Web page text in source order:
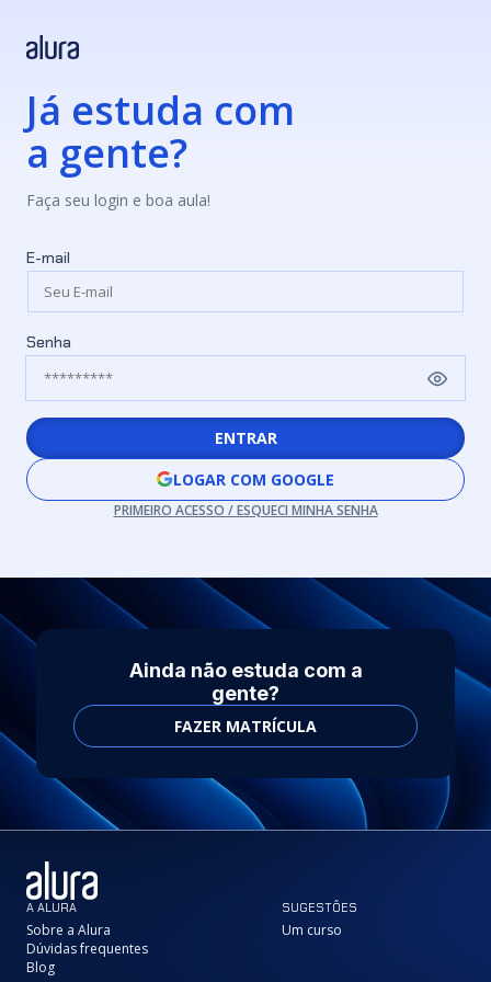
Já estuda com
a gente?
Faça seu login e boa aula!
E-mail
Senha
ENTRAR
LOGAR COM GOOGLE
PRIMEIRO ACESSO / ESQUECI MINHA SENHA
Ainda não estuda com a
gente?
FAZER MATRÍCULA
A ALURA
Sobre a Alura
Dúvidas frequentes
Blog
SUGESTÕES
Um curso